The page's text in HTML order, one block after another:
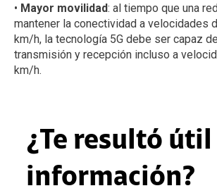
• Mayor movilidad: al tiempo que una
mantener la conectividad a velocidades
km/h, la tecnología 5G debe ser capaz
transmisión y recepción incluso a
km/h.
¿Te resultó útil
información?